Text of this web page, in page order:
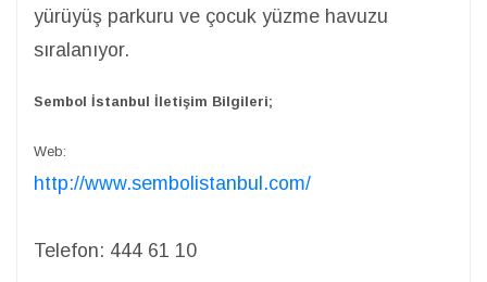
yürüyüş parkuru ve çocuk yüzme havuzu
sıralanıyor.
Sembol İstanbul İletişim Bilgileri;
Web:
http://www.sembolistanbul.com/
Telefon: 444 61 10